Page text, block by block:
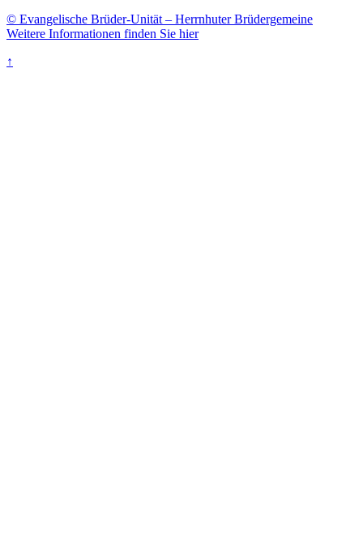
© Evangelische Brüder-Unität – Herrnhuter Brüdergemeine
Weitere Informationen finden Sie hier
↑